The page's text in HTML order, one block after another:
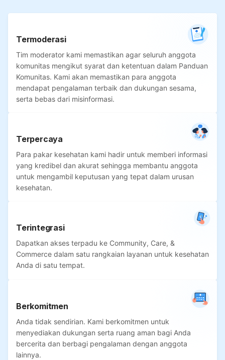
Termoderasi
Tim moderator kami memastikan agar seluruh anggota
komunitas mengikut syarat dan ketentuan dalam Panduan
Komunitas. Kami akan memastikan para anggota
mendapat pengalaman terbaik dan dukungan sesama,
serta bebas dari misinformasi.
Terpercaya
Para pakar kesehatan kami hadir untuk memberi informasi
yang kredibel dan akurat sehingga membantu anggota
untuk mengambil keputusan yang tepat dalam urusan
kesehatan.
Terintegrasi
Dapatkan akses terpadu ke Community, Care, &
Commerce dalam satu rangkaian layanan untuk kesehatan
Anda di satu tempat.
Berkomitmen
Anda tidak sendirian. Kami berkomitmen untuk
menyediakan dukungan serta ruang aman bagi Anda
bercerita dan berbagi pengalaman dengan anggota
lainnya.